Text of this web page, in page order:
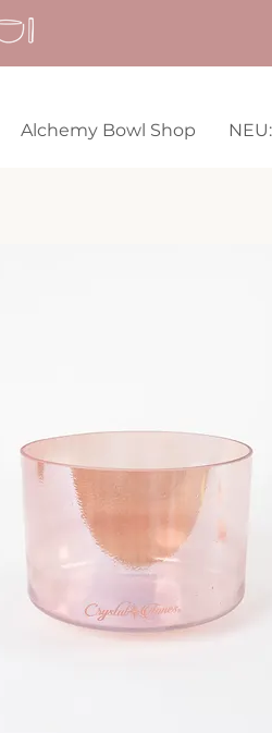
Alchemy Bowl Shop